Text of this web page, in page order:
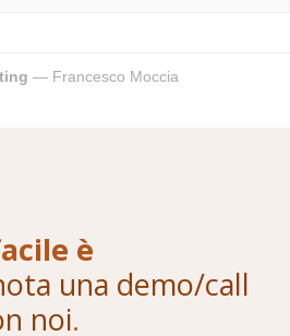
— Francesco Moccia
è
una demo/call
noi.